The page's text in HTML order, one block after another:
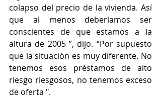
colapso del precio de la vivienda. Así
que al menos deberíamos ser
conscientes de que estamos a la
altura de 2005 ”, dijo. “Por supuesto
que la situación es muy diferente. No
tenemos esos préstamos de alto
riesgo riesgosos, no tenemos exceso
de oferta ".